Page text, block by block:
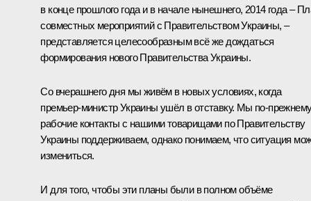
в конце прошлого года и в начале нынешнего, 2014 года –
совместных мероприятий с Правительством Украины, –
представляется целесообразным всё же дождаться
формирования нового Правительства Украины.
Со вчерашнего дня мы живём в новых условиях, когда
премьер-министр Украины ушёл в отставку. Мы
рабочие контакты с нашими товарищами по Правительству
Украины поддерживаем, однако понимаем, что ситуация
измениться.
И для того, чтобы эти планы были в полном объёме